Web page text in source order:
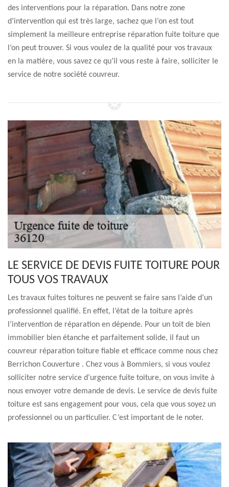
des interventions pour la réparation. Dans notre zone
d’intervention qui est très large, sachez que l’on est tout
simplement la meilleure entreprise réparation fuite toiture que
l’on peut trouver. Si vous voulez de la qualité pour vos travaux
en la matière, vous savez ce qu’il vous reste à faire, solliciter le
service de notre société couvreur.
LE SERVICE DE DEVIS FUITE TOITURE POUR
TOUS VOS TRAVAUX
Les travaux fuites toitures ne peuvent se faire sans l’aide d’un
professionnel qualifié. En effet, l’état de la toiture après
l’intervention de réparation en dépende. Pour un toit de bien
immobilier bien étanche et parfaitement solide, il faut un
couvreur réparation toiture fiable et efficace comme nous chez
Berrichon Couverture . Chez vous à Bommiers, si vous voulez
solliciter notre service d’urgence fuite toiture, on vous invite à
nous envoyer votre demande de devis. Le service de devis fuite
toiture est sans engagement pour vous, cela que vous soyez un
professionnel ou un particulier. C’est important de le noter.